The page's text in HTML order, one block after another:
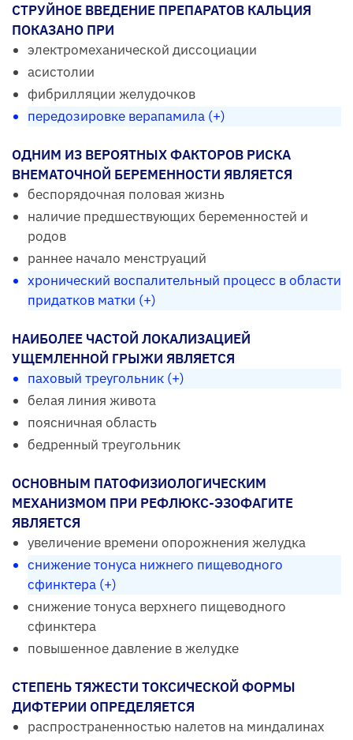
СТРУЙНОЕ ВВЕДЕНИЕ ПРЕПАРАТОВ КАЛЬЦИЯ
ПОКАЗАНО ПРИ
электромеханической диссоциации
асистолии
фибрилляции желудочков
передозировке верапамила (+)
ОДНИМ ИЗ ВЕРОЯТНЫХ ФАКТОРОВ РИСКА
ВНЕМАТОЧНОЙ БЕРЕМЕННОСТИ ЯВЛЯЕТСЯ
беспорядочная половая жизнь
наличие предшествующих беременностей и
родов
раннее начало менструаций
хронический воспалительный процесс в области
придатков матки (+)
НАИБОЛЕЕ ЧАСТОЙ ЛОКАЛИЗАЦИЕЙ
УЩЕМЛЕННОЙ ГРЫЖИ ЯВЛЯЕТСЯ
паховый треугольник (+)
белая линия живота
поясничная область
бедренный треугольник
ОСНОВНЫМ ПАТОФИЗИОЛОГИЧЕСКИМ
МЕХАНИЗМОМ ПРИ РЕФЛЮКС-ЭЗОФАГИТЕ
ЯВЛЯЕТСЯ
увеличение времени опорожнения желудка
снижение тонуса нижнего пищеводного
сфинктера (+)
снижение тонуса верхнего пищеводного
сфинктера
повышенное давление в желудке
СТЕПЕНЬ ТЯЖЕСТИ ТОКСИЧЕСКОЙ ФОРМЫ
ДИФТЕРИИ ОПРЕДЕЛЯЕТСЯ
распространенностью налетов на миндалинах